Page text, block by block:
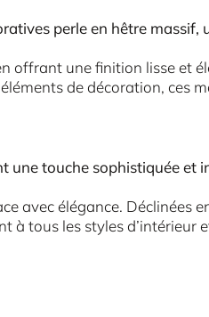
perle en hêtre massif,
offrant une finition lisse et
de décoration, ces
une touche sophistiquée et
avec élégance. Déclinées
à tous les styles d’intérieur